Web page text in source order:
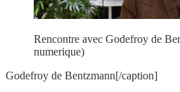
Rencontre avec Godefroy de
numerique)
Godefroy de Bentzmann[/caption]